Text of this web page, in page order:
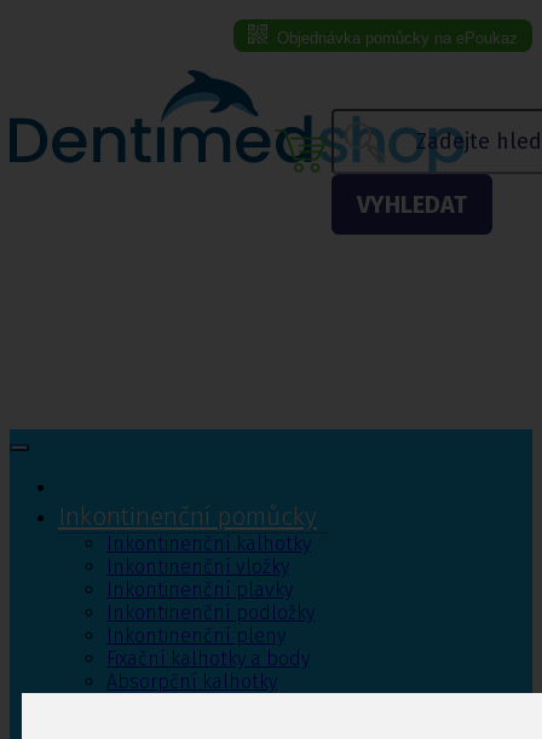
Objednávka pomůcky na ePoukaz
VYHLEDAT
Inkontinenční pomůcky
Inkontinenční kalhotky
Inkontinenční vložky
Inkontinenční plavky
Inkontinenční podložky
Inkontinenční pleny
Fixační kalhotky a body
Absorpční kalhotky